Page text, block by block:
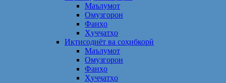
Маълумот
Омузгорон
Фанҳо
Ҳуҷҷатҳо
Иқтисодиёт ва соҳибкорӣ
Маълумот
Омузгорон
Фанҳо
Ҳуҷҷатҳо